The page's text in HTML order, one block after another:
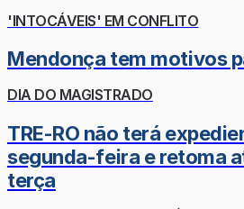
'INTOCÁVEIS' EM CONFLITO
Mendonça tem motivos
DIA DO MAGISTRADO
TRE-RO não terá
segunda-feira e retoma
terça